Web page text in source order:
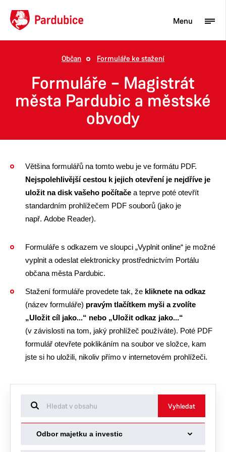
Turista
Aktuality
Občan
Občan Formuláře ke stažení
Formuláře – Magistrát
města Pardubic a městské
obvody
Většina formulářů na tomto webu je ve formátu PDF.
Nejspolehlivější cestou k jejich otevření je nejdříve je
uložit na disk vašeho počítače a teprve poté otevřít
standardním prohlížečem PDF souborů (jako je
např. Adobe Reader).
Formuláře s odkazem ve sloupci „Vyplnit online“ je možné
vyplnit a odeslat elektronicky prostřednictvím Portálu
občana města Pardubic.
Stažení formuláře provedete tak, že kliknete na odkaz
(název formuláře) pravým tlačítkem myši a zvolíte
„Uložit cíl jako...“ nebo „Uložit odkaz jako...“
(v závislosti na tom, jaký prohlížeč používáte). Poté PDF
formulář otevřete poklikáním na soubor ve složce, kam
jste si ho uložili, nikoliv přímo v internetovém prohlížeči.
Vyhledat
Odbor majetku a investic
Menu